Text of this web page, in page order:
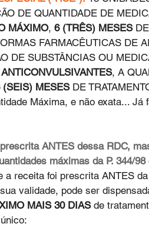
DE QUANTIDADE DE
MÁXIMO, 6 (TRÊS) MESES DE
FARMACÊUTICAS DE
DE SUBSTÂNCIAS OU
, A
(SEIS) MESES DE
Máxima, e não exata... Já
ANTES dessa RDC,
máximas da P. 344/
a receita foi prescrita ANTES
validade, pode ser
MAIS 30 DIAS de